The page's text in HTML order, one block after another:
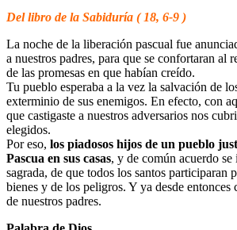
Del libro de la Sabiduría ( 18, 6-9 )
La noche de la liberación pascual fue
a nuestros padres, para que se confortaran al
de las promesas en que habían creído.
Tu pueblo esperaba a la vez la salvación de
exterminio de sus enemigos. En efecto, con
que castigaste a nuestros adversarios nos
elegidos.
Por eso, los piadosos hijos de un pueblo
Pascua en sus casas, y de común acuerdo
sagrada, de que todos los santos participaran
bienes y de los peligros. Y ya desde entonces
de nuestros padres.